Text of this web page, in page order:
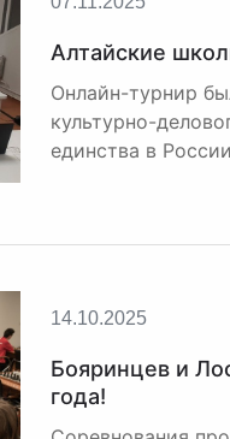
Алтайские
Онлайн-турнир
культурно-
единства в
14.10.2025
Бояринцев и
года!